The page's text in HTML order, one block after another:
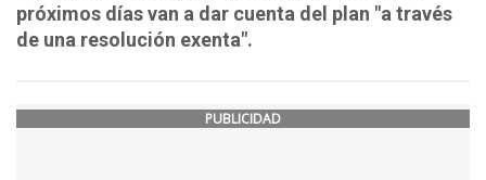
próximos días van a dar cuenta del plan "a través
de una resolución exenta".
PUBLICIDAD